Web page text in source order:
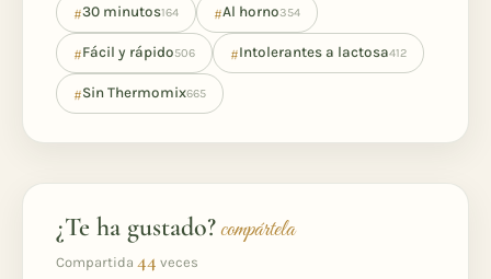
#30 minutos164 #Al horno354
#Fácil y rápido506 #Intolerantes a lactosa412
#Sin Thermomix665
¿Te ha gustado?compártela
Compartida 44 veces